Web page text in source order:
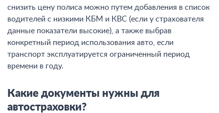
снизить цену полиса можно путем добавления в список
водителей с низкими КБМ и КВС (если у страхователя
данные показатели высокие), а также выбрав
конкретный период использования авто, если
транспорт эксплуатируется ограниченный период
времени в году.
Какие документы нужны для
автостраховки?